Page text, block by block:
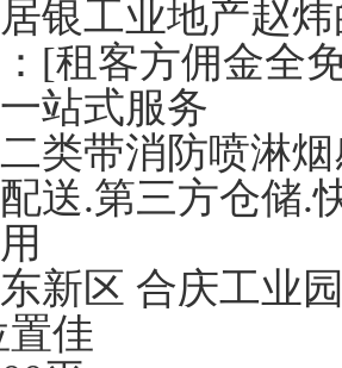
银工业地产赵
[租客方佣金全
站式服务
类带消防喷淋
送.第三方仓储.
新区 合庆工业
置佳